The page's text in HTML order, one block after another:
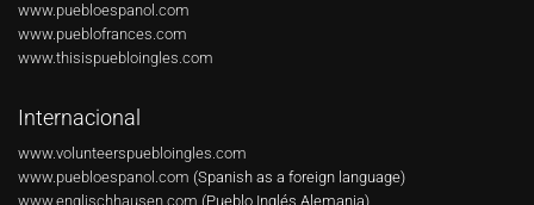
www.puebloespanol.com
www.pueblofrances.com
www.thisispuebloingles.com
Internacional
www.volunteerspuebloingles.com
www.puebloespanol.com (Spanish as a foreign language)
www.englischhausen.com (Pueblo Inglés Alemania)